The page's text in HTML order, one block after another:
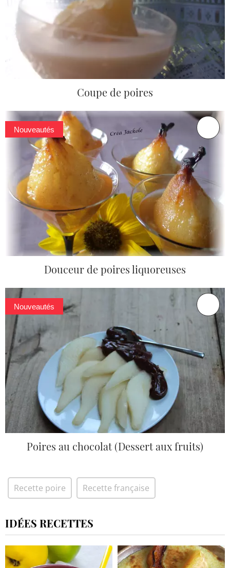
Coupe de poires
Nouveautés
Douceur de poires liquoreuses
Nouveautés
Poires au chocolat (Dessert aux fruits)
Recette poire Recette française
IDÉES RECETTES